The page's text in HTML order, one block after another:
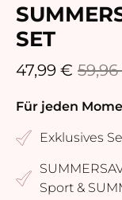
SET
47,99 €
Für jeden
Exklusives
Sport &